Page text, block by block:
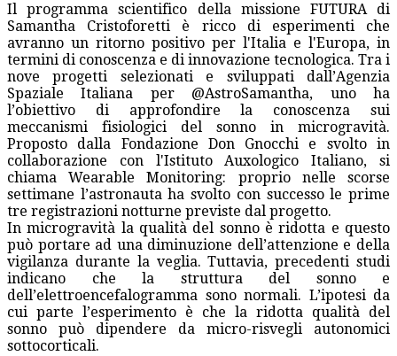
Il programma scientifico della missione FUTURA di
Samantha Cristoforetti è ricco di esperimenti che
avranno un ritorno positivo per l'Italia e l'Europa, in
termini di conoscenza e di innovazione tecnologica. Tra i
nove progetti selezionati e sviluppati dall’Agenzia
Spaziale Italiana per @AstroSamantha, uno ha
l’obiettivo di approfondire la conoscenza sui
meccanismi fisiologici del sonno in microgravità.
Proposto dalla Fondazione Don Gnocchi e svolto in
collaborazione con l'Istituto Auxologico Italiano, si
chiama Wearable Monitoring: proprio nelle scorse
settimane l’astronauta ha svolto con successo le prime
tre registrazioni notturne previste dal progetto.
In microgravità la qualità del sonno è ridotta e questo
può portare ad una diminuzione dell’attenzione e della
vigilanza durante la veglia. Tuttavia, precedenti studi
indicano che la struttura del sonno e
dell’elettroencefalogramma sono normali. L’ipotesi da
cui parte l’esperimento è che la ridotta qualità del
sonno può dipendere da micro-risvegli autonomici
sottocorticali.